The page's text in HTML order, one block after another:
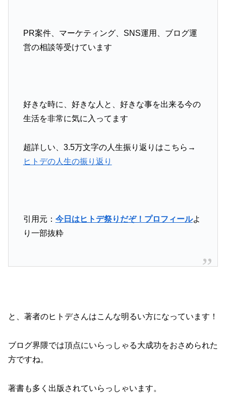
PR案件、マーケティング、SNS運用、ブログ運
営の相談等受けています
好きな時に、好きな人と、好きな事を出来る今の
生活を非常に気に入ってます
超詳しい、3.5万文字の人生振り返りはこちら→
ヒトデの人生の振り返り
引用元： 今日はヒトデ祭りだぞ！プロフィールよ
り一部抜粋
と、著者のヒトデさんはこんな明るい方になっています！
ブログ界隈では頂点にいらっしゃる大成功をおさめられた
方ですね。
著書も多く出版されていらっしゃいます。